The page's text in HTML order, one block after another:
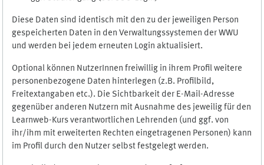
Diese Daten sind identisch mit den zu der jeweiligen Person
gespeicherten Daten in den Verwaltungssystemen der WWU
und werden bei jedem erneuten Login aktualisiert.
Optional können NutzerInnen freiwillig in ihrem Profil weitere
personenbezogene Daten hinterlegen (z.B. Profilbild,
Freitextangaben etc.). Die Sichtbarkeit der E-Mail-Adresse
gegenüber anderen Nutzern mit Ausnahme des jeweilig für den
Learnweb-Kurs verantwortlichen Lehrenden (und ggf. von
ihr/ihm mit erweiterten Rechten eingetragenen Personen) kann
im Profil durch den Nutzer selbst festgelegt werden.